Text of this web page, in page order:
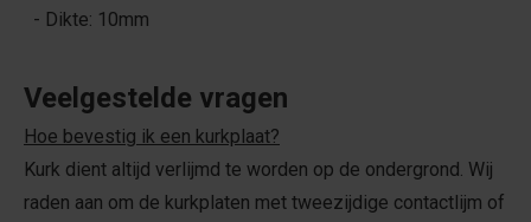
- Dikte: 10mm
Veelgestelde vragen
Hoe bevestig ik een kurkplaat?
Kurk dient altijd verlijmd te worden op de ondergrond. Wij
raden aan om de kurkplaten met tweezijdige contactlijm of